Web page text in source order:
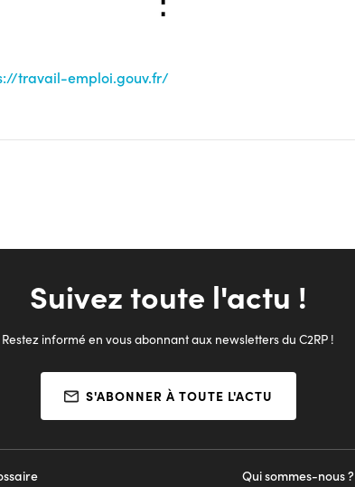
travail-emploi.gouv.fr/
Suivez toute l'actu !
Restez informé en vous abonnant aux newsletters du C2RP !
S'ABONNER À TOUTE L'ACTU
Qui sommes-nous ?